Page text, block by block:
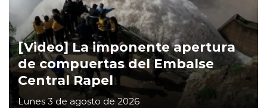
[Video] La imponente apertura
de compuertas del Embalse
Central Rapel
Lunes 3 de agosto de 2026